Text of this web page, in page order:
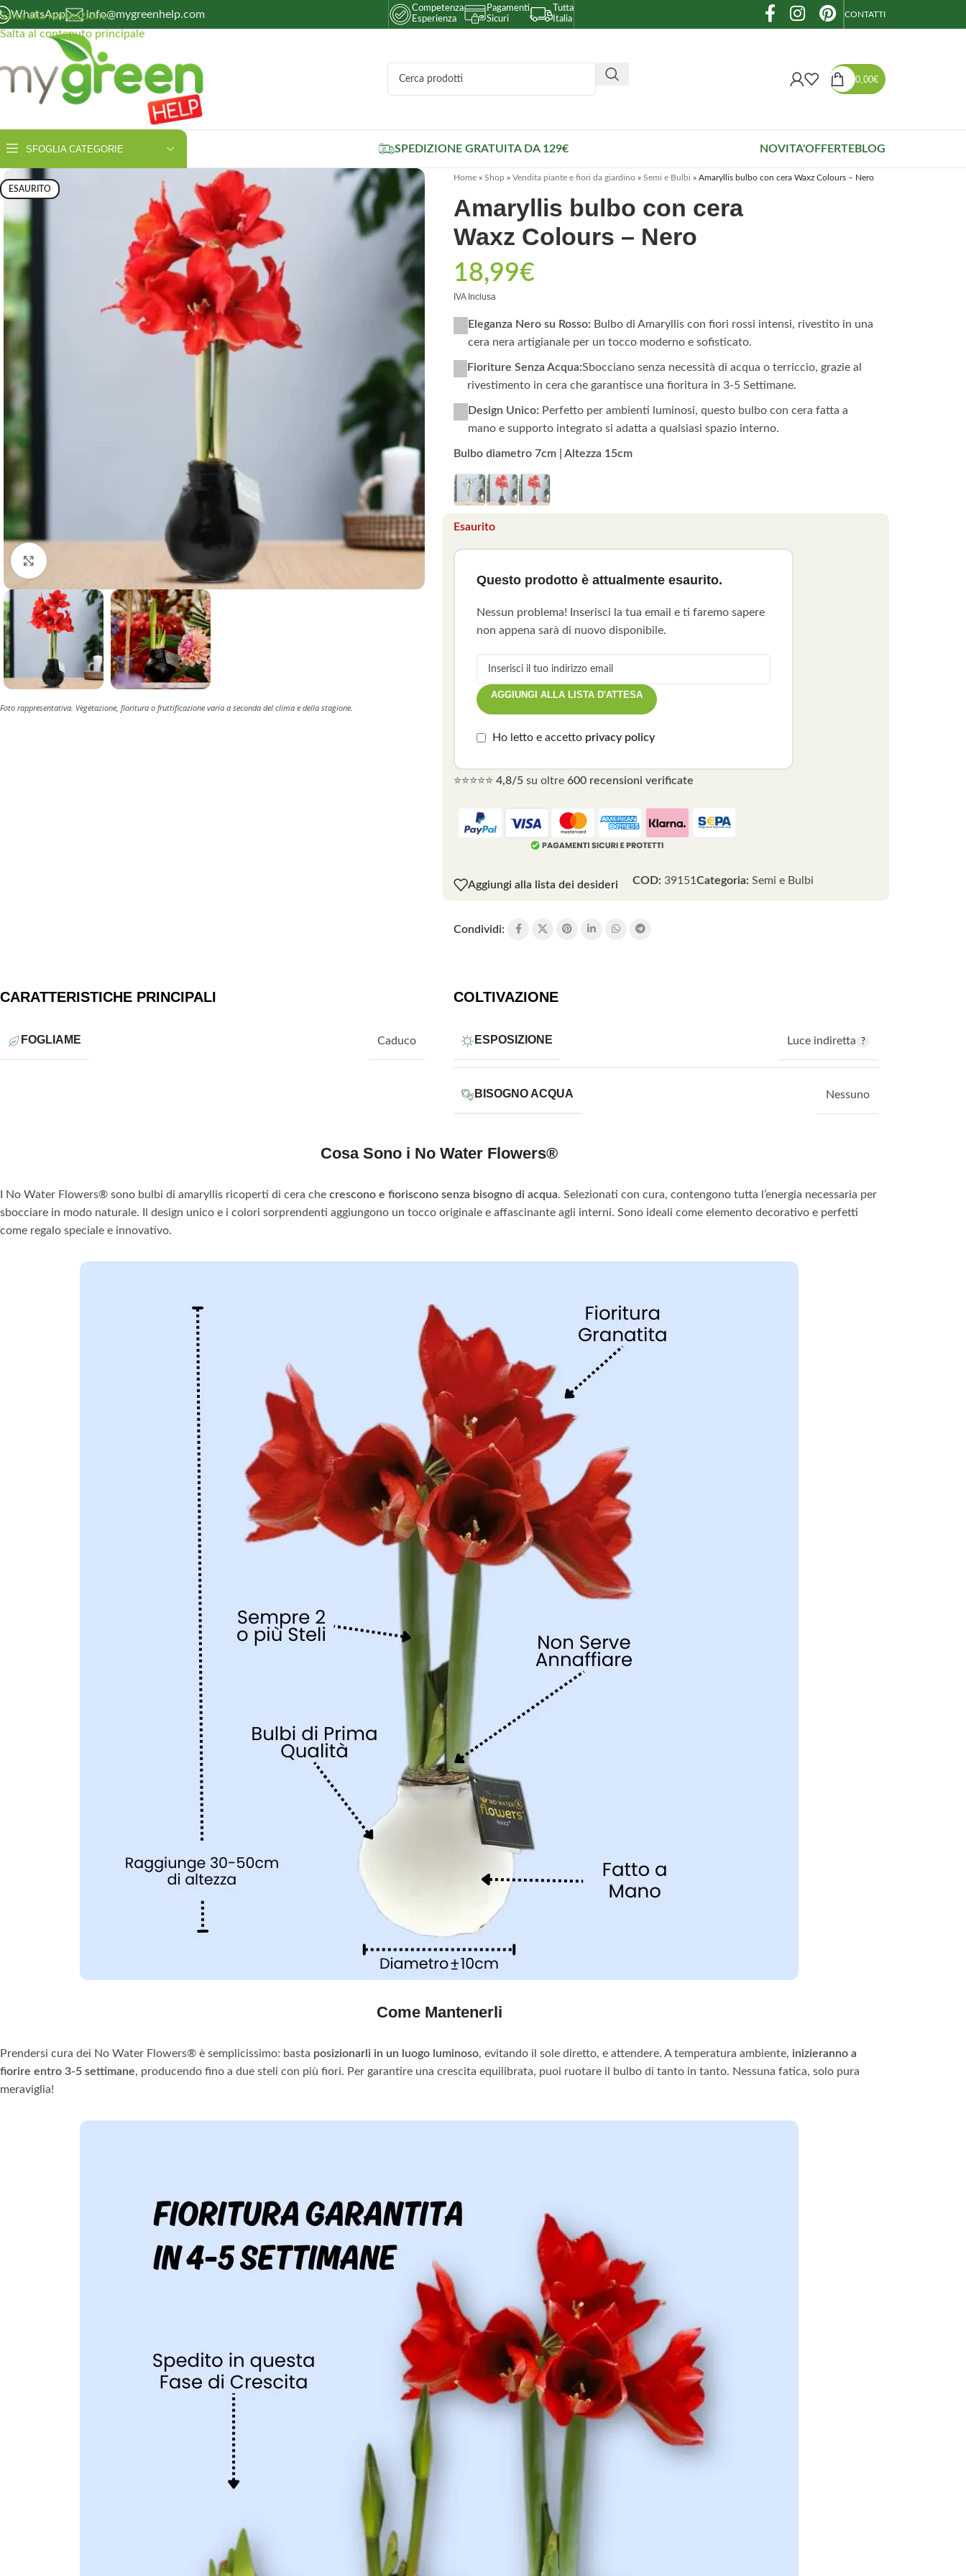
Salta alla navigazione
Salta al contenuto principale
WhatsApp info@mygreenhelp.com
Competenza
Esperienza
Pagamenti
Sicuri
Tutta
Italia
CONTATTI
0,00€
SFOGLIA CATEGORIE SPEDIZIONE GRATUITA DA 129€ NOVITA'OFFERTEBLOG
ESAURITO
Foto rappresentativa. Vegetazione, fioritura o fruttificazione varia a seconda del clima e della stagione.
Home » Shop » Vendita piante e fiori da giardino » Semi e Bulbi » Amaryllis bulbo con cera Waxz Colours – Nero
Amaryllis bulbo con cera
Waxz Colours – Nero
18,99€
IVA Inclusa
Eleganza Nero su Rosso: Bulbo di Amaryllis con fiori rossi intensi, rivestito in una
cera nera artigianale per un tocco moderno e sofisticato.
Fioriture Senza Acqua:Sbocciano senza necessità di acqua o terriccio, grazie al
rivestimento in cera che garantisce una fioritura in 3-5 Settimane.
Design Unico: Perfetto per ambienti luminosi, questo bulbo con cera fatta a
mano e supporto integrato si adatta a qualsiasi spazio interno.
Bulbo diametro 7cm | Altezza 15cm
Esaurito
Questo prodotto è attualmente esaurito.
Nessun problema! Inserisci la tua email e ti faremo sapere
non appena sarà di nuovo disponibile.
AGGIUNGI ALLA LISTA D'ATTESA
Ho letto e accetto privacy policy
⭐⭐⭐⭐⭐ 4,8/5 su oltre 600 recensioni verificate
Aggiungi alla lista dei desideri COD: 39151Categoria: Semi e Bulbi
Condividi:
CARATTERISTICHE PRINCIPALI
FOGLIAME Caduco
COLTIVAZIONE
ESPOSIZIONE Luce indiretta
BISOGNO ACQUA Nessuno
Cosa Sono i No Water Flowers®
I No Water Flowers® sono bulbi di amaryllis ricoperti di cera che crescono e fioriscono senza bisogno di acqua. Selezionati con cura, contengono tutta l’energia necessaria per
sbocciare in modo naturale. Il design unico e i colori sorprendenti aggiungono un tocco originale e affascinante agli interni. Sono ideali come elemento decorativo e perfetti
come regalo speciale e innovativo.
Come Mantenerli
Prendersi cura dei No Water Flowers® è semplicissimo: basta posizionarli in un luogo luminoso, evitando il sole diretto, e attendere. A temperatura ambiente, inizieranno a
fiorire entro 3-5 settimane, producendo fino a due steli con più fiori. Per garantire una crescita equilibrata, puoi ruotare il bulbo di tanto in tanto. Nessuna fatica, solo pura
meraviglia!